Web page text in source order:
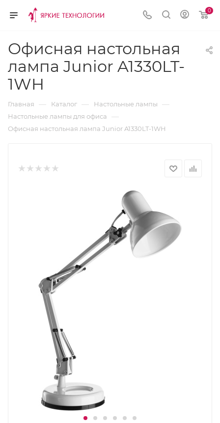
0
Офисная настольная
лампа Junior A1330LT-
1WH
Главная — Каталог — Настольные лампы —
Настольные лампы для офиса —
Офисная настольная лампа Junior A1330LT-1WH